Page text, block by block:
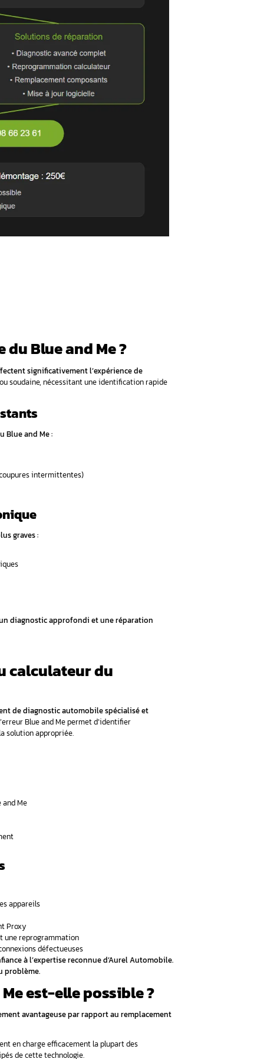
les Calculateurs
pour identifier précisément les pannes
boîtier de convergence Fiat
embarqués par des spécialistes certifiés
expédition du boîtier pour réparation à distance
de véhicules compatibles
and Me ?
du véhicule ?
elle possible ?
de panne du Blue and
diverses défaillances qui affectent significativement
de manière progressive ou soudaine, nécessitant une
Bluetooth persistants
les plus courantes du Blue and Me :
ou tablette
les trajets
(grésillements, saturations, coupures intermittentes)
vocales
téléphoniques
module électronique
par des symptômes plus graves :
incessants
intermittente des périphériques
tableau de bord
principal Blue and Me
la conduite
technique spécialisée. Pour un diagnostic approfondi et
au 06 98 66 23 61.